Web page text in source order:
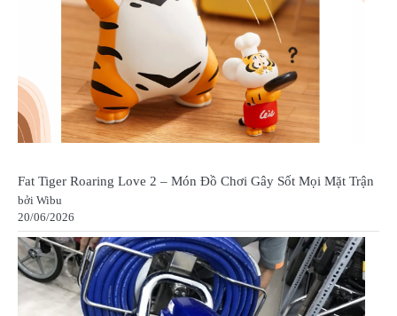
Fat Tiger Roaring Love 2 – Món Đồ Chơi Gây Sốt Mọi Mặt Trận
bởi Wibu
20/06/2026